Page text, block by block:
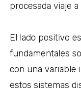
procesada viaje
El lado positivo
fundamentales
con una variable
estos sistemas